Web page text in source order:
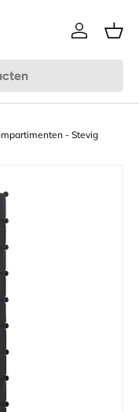
Inloggen
- Stevig